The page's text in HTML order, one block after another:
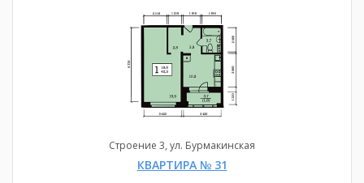
Строение 3, ул. Бурмакинская
КВАРТИРА № 31